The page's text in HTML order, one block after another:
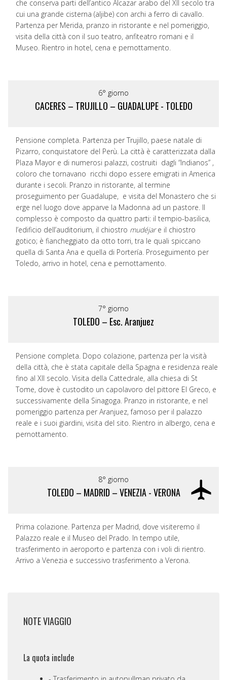
che conserva parti dell’antico Alcazar arabo del XII secolo tra
cui una grande cisterna (aljibe) con archi a ferro di cavallo.
Partenza per Merida, pranzo in ristorante e nel pomeriggio,
visita della città con il suo teatro, anfiteatro romani e il
Museo. Rientro in hotel, cena e pernottamento.
6° giorno
CACERES – TRUJILLO – GUADALUPE - TOLEDO
Pensione completa. Partenza per Trujillo, paese natale di
Pizarro, conquistatore del Perù. La città è caratterizzata dalla
Plaza Mayor e di numerosi palazzi, costruiti dagli “Indianos” ,
coloro che tornavano ricchi dopo essere emigrati in America
durante i secoli. Pranzo in ristorante, al termine
proseguimento per Guadalupe, e visita del Monastero che si
erge nel luogo dove apparve la Madonna ad un pastore. Il
complesso è composto da quattro parti: il tempio-basilica,
l’edificio dell’auditorium, il chiostro mudéjare il chiostro
gotico; è fiancheggiato da otto torri, tra le quali spiccano
quella di Santa Ana e quella di Portería. Proseguimento per
Toledo, arrivo in hotel, cena e pernottamento.
7° giorno
TOLEDO – Esc. Aranjuez
Pensione completa. Dopo colazione, partenza per la visità
della città, che è stata capitale della Spagna e residenza reale
fino al XII secolo. Visita della Cattedrale, alla chiesa di St
Tome, dove è custodito un capolavoro del pittore El Greco, e
successivamente della Sinagoga. Pranzo in ristorante, e nel
pomeriggio partenza per Aranjuez, famoso per il palazzo
reale e i suoi giardini, visita del sito. Rientro in albergo, cena e
pernottamento.
8° giorno
TOLEDO – MADRID – VENEZIA - VERONA
Prima colazione. Partenza per Madrid, dove visiteremo il
Palazzo reale e il Museo del Prado. In tempo utile,
trasferimento in aeroporto e partenza con i voli di rientro.
Arrivo a Venezia e successivo trasferimento a Verona.
NOTE VIAGGIO
La quota include